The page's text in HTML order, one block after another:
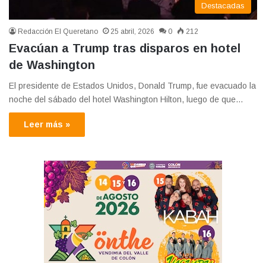
Destacadas
Redacción El Queretano 25 abril, 2026 0 212
Evacúan a Trump tras disparos en hotel
de Washington
El presidente de Estados Unidos, Donald Trump, fue evacuado la
noche del sábado del hotel Washington Hilton, luego de que…
Leer más »